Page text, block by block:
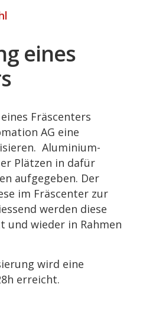
eines
Fräscenters
AG eine
Aluminium-
Plätzen in dafür
aufgegeben. Der
im Fräscenter zur
werden diese
und wieder in Rahmen
wird eine
erreicht.